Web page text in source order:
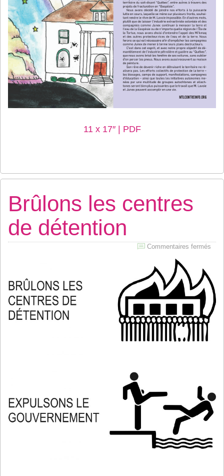
11 x 17″ | PDF
Brûlons les centres
de détention
Commentaires fermés
de